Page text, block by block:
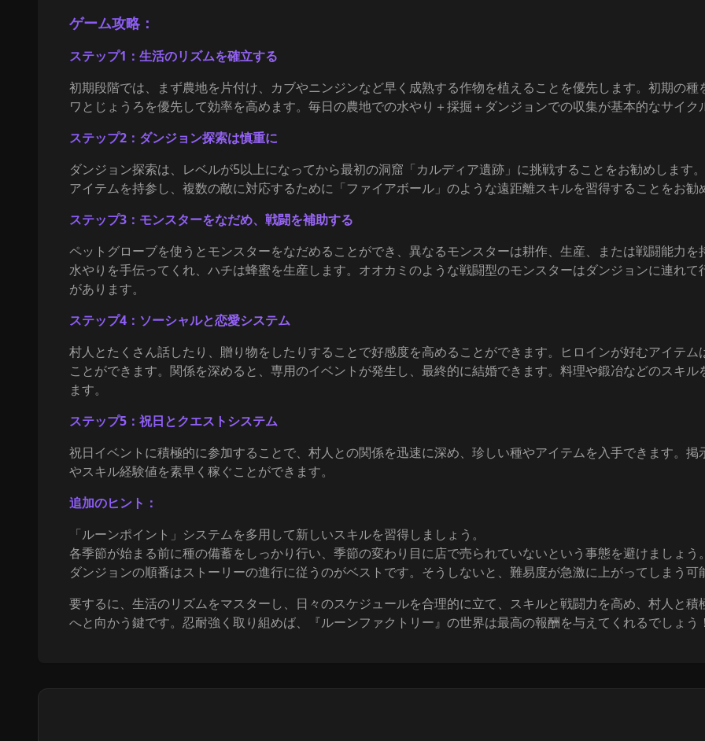
ゲーム攻略：
ステップ1：生活のリズムを確立する
初期段階では、まず農地を片付け、カブやニンジンなど早く成熟する作物を植えることを優先します。初期の
ワとじょうろを優先して効率を高めます。毎日の農地での水やり＋採掘＋ダンジョンでの収集が基本的なサイク
ステップ2：ダンジョン探索は慎重に
ダンジョン探索は、レベルが5以上になってから最初の洞窟「カルディア遺跡」に挑戦することをお勧めします
アイテムを持参し、複数の敵に対応するために「ファイアボール」のような遠距離スキルを習得することをお勧
ステップ3：モンスターをなだめ、戦闘を補助する
ペットグローブを使うとモンスターをなだめることができ、異なるモンスターは耕作、生産、または戦闘能力
水やりを手伝ってくれ、ハチは蜂蜜を生産します。オオカミのような戦闘型のモンスターはダンジョンに連れ
があります。
ステップ4：ソーシャルと恋愛システム
村人とたくさん話したり、贈り物をしたりすることで好感度を高めることができます。ヒロインが好むアイテ
ことができます。関係を深めると、専用のイベントが発生し、最終的に結婚できます。料理や鍛冶などのスキ
ます。
ステップ5：祝日とクエストシステム
祝日イベントに積極的に参加することで、村人との関係を迅速に深め、珍しい種やアイテムを入手できます。
やスキル経験値を素早く稼ぐことができます。
追加のヒント：
「ルーンポイント」システムを多用して新しいスキルを習得しましょう。
各季節が始まる前に種の備蓄をしっかり行い、季節の変わり目に店で売られていないという事態を避けましょう
ダンジョンの順番はストーリーの進行に従うのがベストです。そうしないと、難易度が急激に上がってしまう可
要するに、生活のリズムをマスターし、日々のスケジュールを合理的に立て、スキルと戦闘力を高め、村人と
へと向かう鍵です。忍耐強く取り組めば、『ルーンファクトリー』の世界は最高の報酬を与えてくれるでしょう